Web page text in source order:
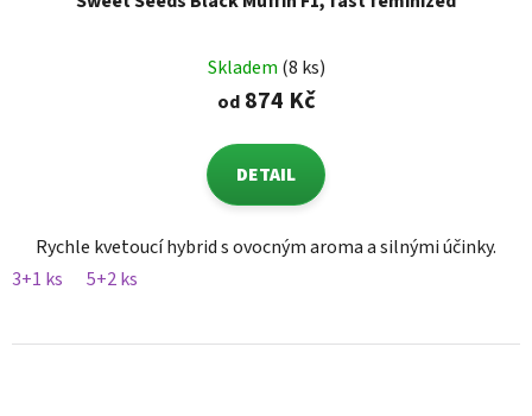
Skladem (8 ks)
od874 Kč
DETAIL
Rychle kvetoucí hybrid s ovocným aroma a silnými účinky.
3+1 ks
5+2 ks